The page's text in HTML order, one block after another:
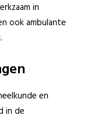
in
ook ambulante
en
in de